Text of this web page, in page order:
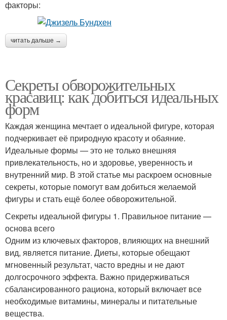
факторы:
читать дальше →
Секреты обворожительных
красавиц: как добиться идеальных
форм
Каждая женщина мечтает о идеальной фигуре, которая
подчеркивает её природную красоту и обаяние.
Идеальные формы — это не только внешняя
привлекательность, но и здоровье, уверенность и
внутренний мир. В этой статье мы раскроем основные
секреты, которые помогут вам добиться желаемой
фигуры и стать ещё более обворожительной.
Секреты идеальной фигуры 1. Правильное питание —
основа всего
Одним из ключевых факторов, влияющих на внешний
вид, является питание. Диеты, которые обещают
мгновенный результат, часто вредны и не дают
долгосрочного эффекта. Важно придерживаться
сбалансированного рациона, который включает все
необходимые витамины, минералы и питательные
вещества.